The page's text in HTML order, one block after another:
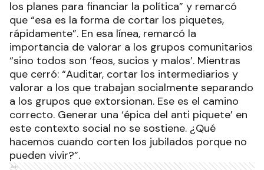
los planes para financiar la política” y remarcó
que “esa es la forma de cortar los piquetes,
rápidamente”. En esa línea, remarcó la
importancia de valorar a los grupos comunitarios
“sino todos son ‘feos, sucios y malos’. Mientras
que cerró: “Auditar, cortar los intermediarios y
valorar a los que trabajan socialmente separando
a los grupos que extorsionan. Ese es el camino
correcto. Generar una ‘épica del anti piquete’ en
este contexto social no se sostiene. ¿Qué
hacemos cuando corten los jubilados porque no
pueden vivir?”.
Ads